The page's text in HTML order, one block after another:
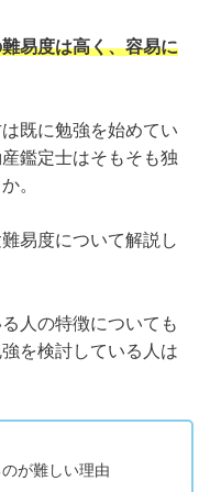
易度は高く、容易に
既に勉強を始めてい
鑑定士はそもそも独
。
易度について解説し
人の特徴についても
を検討している人は
が難しい理由